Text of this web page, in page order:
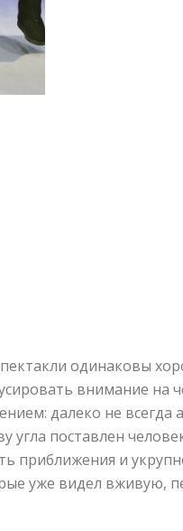
одинаковы
внимание на
далеко не всегда
угла поставлен
и
уже видел вживую,